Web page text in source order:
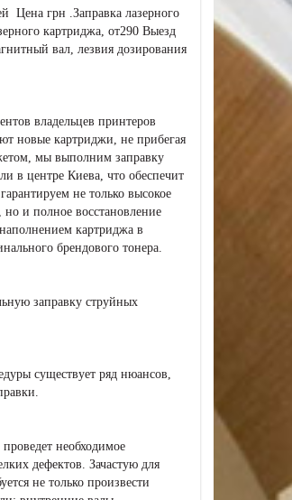
Цена грн .Заправка лазерного
картриджа, от290 Выезд
вал, лезвия дозирования
владельцев принтеров
новые картриджи, не прибегая
мы выполним заправку
в центре Киева, что обеспечит
не только высокое
но и полное восстановление
картриджа в
брендового тонера.
заправку струйных
существует ряд нюансов,
необходимое
дефектов. Зачастую для
не только произвести